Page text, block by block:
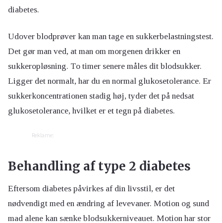
diabetes.
Udover blodprøver kan man tage en sukkerbelastningstest.
Det gør man ved, at man om morgenen drikker en
sukkeropløsning. To timer senere måles dit blodsukker.
Ligger det normalt, har du en normal glukosetolerance. Er
sukkerkoncentrationen stadig høj, tyder det på nedsat
glukosetolerance, hvilket er et tegn på diabetes.
Reklame:
Behandling af type 2 diabetes
Eftersom diabetes påvirkes af din livsstil, er det
nødvendigt med en ændring af levevaner. Motion og sund
mad alene kan sænke blodsukkerniveauet. Motion har stor